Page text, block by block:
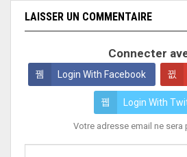
LAISSER UN COMMENTAIRE
Connecter
Login With Facebook
Login With
Votre adresse email ne sera